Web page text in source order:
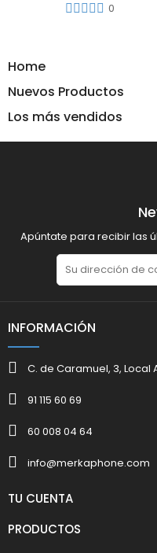
Home
Nuevos Productos
Los más vendidos
0
Apúntate para recibir las
INFORMACIÓN
C. de Caramuel, 3, Local
91 115 60 69
60 008 04 64
info@merkaphone.com
TU CUENTA
PRODUCTOS